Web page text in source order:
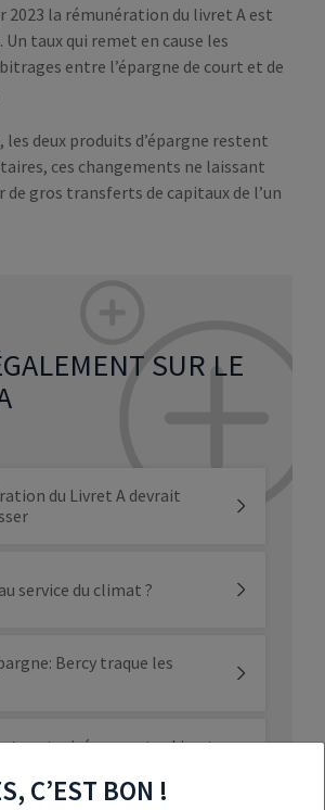
2023 la rémunération du livret A est
Un taux qui remet en cause les
entre l’épargne de court et de
les deux produits d’épargne restent
ces changements ne laissant
de gros transferts de capitaux de l’un
SUR LE
du Livret A devrait
service du climat ?
Bercy traque les
autorisés sur votre Livret
C’EST BON !